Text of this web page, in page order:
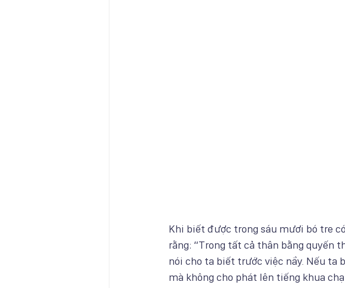
Khi biết được trong sáu mươi bó tre
rằng: “Trong tất cả thân bằng quyến
nói cho ta biết trước việc nầy. Nếu
mà không cho phát lên tiếng khua